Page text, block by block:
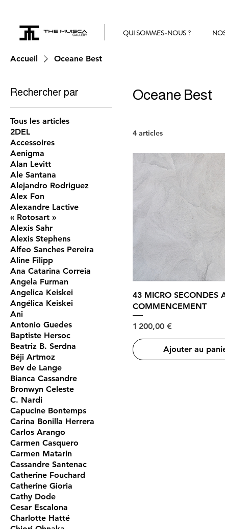
QUI SOMMES-NOUS ?
Accueil Oceane Best
Rechercher par
Tous les articles
2DEL
Accessoires
Aenigma
Alan Levitt
Ale Santana
Alejandro Rodriguez
Alex Fon
Alexandre Lactive
« Rotosart »
Alexis Sahr
Alexis Stephens
Alfeo Sanches Pereira
Aline Filipp
Ana Catarina Correia
Angela Furman
Angelica Keiskei
Angélica Keiskei
Ani
Antonio Guedes
Baptiste Hersoc
Beatriz B. Serdna
Béji Artmoz
Bev de Lange
Bianca Cassandre
Bronwyn Celeste
C. Nardi
Capucine Bontemps
Carina Bonilla Herrera
Carlos Arango
Carmen Casquero
Carmen Matarin
Cassandre Santenac
Catherine Fouchard
Catherine Gioria
Cathy Dode
Cesar Escalona
Charlotte Hatté
Oceane Best
4 articles
43 MICRO SECONDES
COMMENCEMENT
Prix
1 200,00 €
Ajouter au